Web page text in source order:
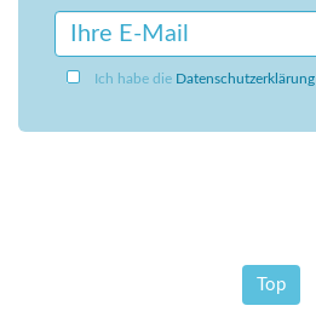
Ich habe die Datenschutzerklärung
Top